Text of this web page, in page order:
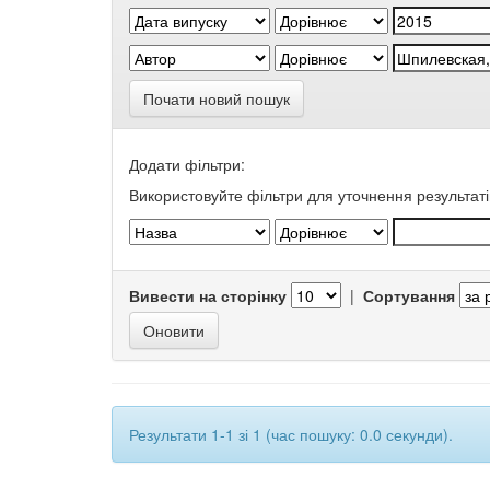
Почати новий пошук
Додати фільтри:
Використовуйте фільтри для уточнення
Вивести на сторінку | Сортування
Результати 1-1 зі 1 (час пошуку: 0.0 секунди).